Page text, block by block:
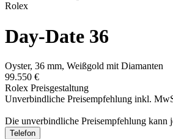
Rolex
Day-Date 36
Oyster, 36 mm, Weißgold mit Diamanten
99.550 €
Rolex Preisgestaltung
Unverbindliche Preisempfehlung inkl.
Die unverbindliche Preis­empfehlung kann
Telefon